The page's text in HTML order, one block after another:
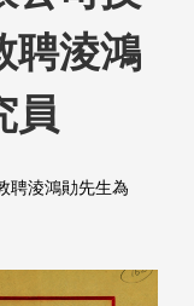
聘淩鴻
員
聘淩鴻勛先生為